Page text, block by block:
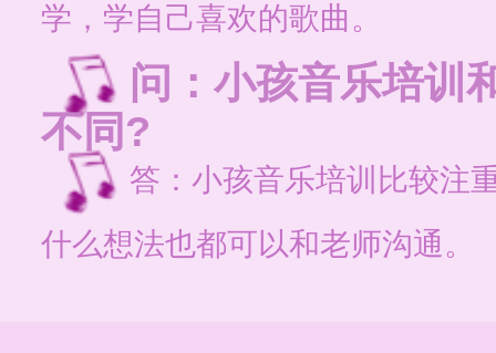
学，学自己喜欢的歌曲。
问：小孩音乐培训
不同?
答：小孩音乐培训比较注
什么想法也都可以和老师沟通。